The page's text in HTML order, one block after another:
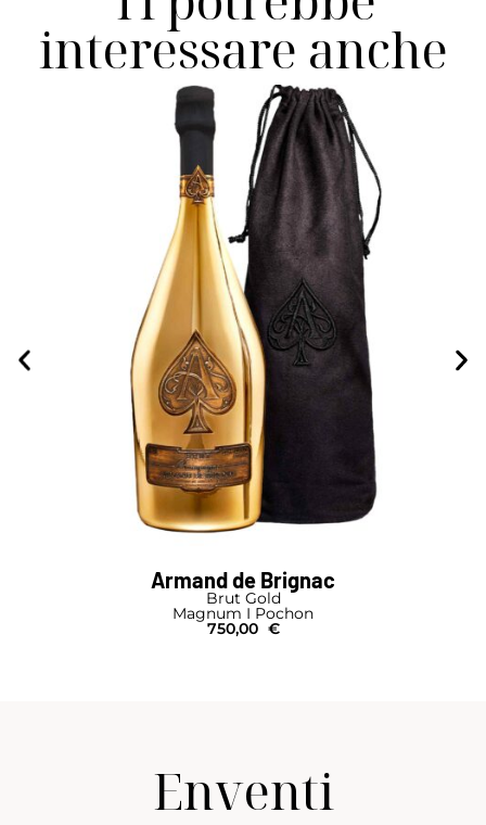
interessare anche
Armand de Brignac
Brut Gold
Magnum I Pochon
750,00 €
Enventi